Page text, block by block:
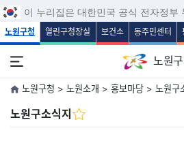
본문 바로가
주메뉴 바로
보조메뉴 바로
푸터 바로가
이 누리집은 대한민국 공식 전자정부
노원구청 열린구청장실 보건소 동주민센터
노원구
노원구청 > 노원소개 > 홍보마당 > 노원구
노원구소식지